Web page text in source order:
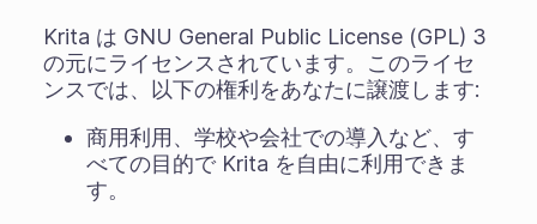
Krita は GNU General Public License (GPL) 3
の元にライセンスされています。このライセ
ンスでは、以下の権利をあなたに譲渡します:
商用利用、学校や会社での導入など、す
べての目的で Krita を自由に利用できま
す。